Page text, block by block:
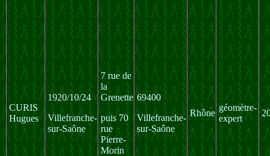
CURIS
Hugues
1920/10/24
Villefranche-
sur-Saône
7 rue de
la
Grenette
puis 70
rue
Pierre-
Morin
69400
Villefranche-
sur-Saône
Rhône
géomètre-
expert